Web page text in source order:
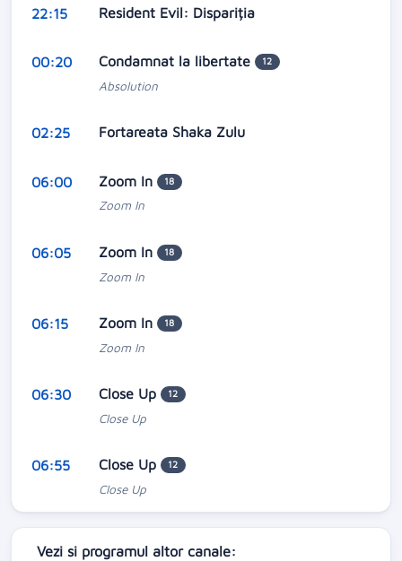
22:15 Resident Evil: Dispariția
00:20 Condamnat la libertate 12
Absolution
02:25 Fortareata Shaka Zulu
06:00 Zoom In 18
Zoom In
06:05 Zoom In 18
Zoom In
06:15 Zoom In 18
Zoom In
06:30 Close Up 12
Close Up
06:55 Close Up 12
Close Up
Vezi si programul altor canale: